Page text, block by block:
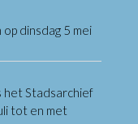
dinsdag 5 mei
het Stadsarchief
tot en met